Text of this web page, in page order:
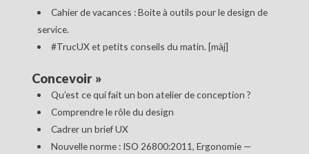
Cahier de vacances : Boite à outils pour le design de
service.
#TrucUX et petits conseils du matin. [màj]
Concevoir»
Qu’est ce qui fait un bon atelier de conception ?
Comprendre le rôle du design
Cadrer un brief UX
Nouvelle norme : ISO 26800:2011, Ergonomie —